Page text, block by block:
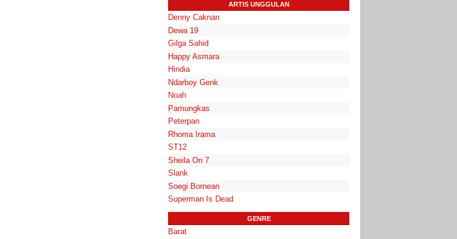
ARTIS UNGGULAN
Denny Caknan
Dewa 19
Gilga Sahid
Happy Asmara
Hindia
Ndarboy Genk
Noah
Pamungkas
Peterpan
Rhoma Irama
ST12
Sheila On 7
Slank
Soegi Bornean
Superman Is Dead
GENRE
Barat